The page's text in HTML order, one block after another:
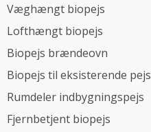
Væghængt biopejs
Lofthængt biopejs
Biopejs brændeovn
Biopejs til eksisterende pejs
Rumdeler indbygningspejs
Fjernbetjent biopejs